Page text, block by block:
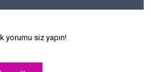
yorumu siz yapın!